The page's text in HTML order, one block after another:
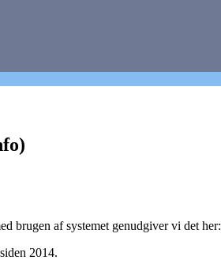
brugen af systemet genudgiver vi det her:
2014.